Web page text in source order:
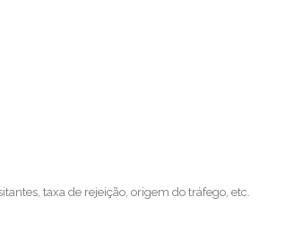
taxa de rejeição, origem do tráfego, etc.